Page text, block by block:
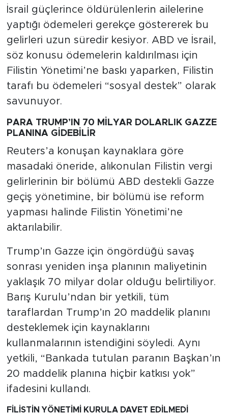
İsrail güçlerince öldürülenlerin ailelerine
yaptığı ödemeleri gerekçe göstererek bu
gelirleri uzun süredir kesiyor. ABD ve İsrail,
söz konusu ödemelerin kaldırılması için
Filistin Yönetimi’ne baskı yaparken, Filistin
tarafı bu ödemeleri “sosyal destek” olarak
savunuyor.
PARA TRUMP’IN 70 MİLYAR DOLARLIK GAZZE
PLANINA GİDEBİLİR
Reuters’a konuşan kaynaklara göre
masadaki öneride, alıkonulan Filistin vergi
gelirlerinin bir bölümü ABD destekli Gazze
geçiş yönetimine, bir bölümü ise reform
yapması halinde Filistin Yönetimi’ne
aktarılabilir.
Trump’ın Gazze için öngördüğü savaş
sonrası yeniden inşa planının maliyetinin
yaklaşık 70 milyar dolar olduğu belirtiliyor.
Barış Kurulu’ndan bir yetkili, tüm
taraflardan Trump’ın 20 maddelik planını
desteklemek için kaynaklarını
kullanmalarının istendiğini söyledi. Aynı
yetkili, “Bankada tutulan paranın Başkan’ın
20 maddelik planına hiçbir katkısı yok”
ifadesini kullandı.
FİLİSTİN YÖNETİMİ KURULA DAVET EDİLMEDİ